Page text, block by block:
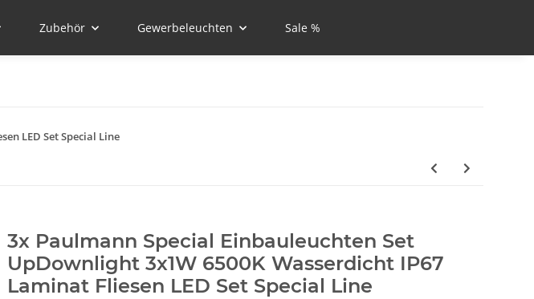
Zubehör Gewerbeleuchten Sale %
LED Set Special Line
3x Paulmann Special Einbauleuchten Set
UpDownlight 3x1W 6500K Wasserdicht IP67
Laminat Fliesen LED Set Special Line